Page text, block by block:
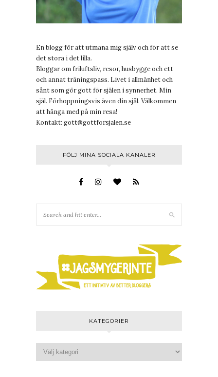
En blogg för att utmana mig själv och för att se
det stora i det lilla.
Bloggar om friluftsliv, resor, husbygge och ett
och annat träningspass. Livet i allmänhet och
sånt som gör gott för själen i synnerhet. Min
själ. Förhoppningsvis även din själ. Välkommen
att hänga med på min resa!
Kontakt: gott@gottforsjalen.se
FÖLJ MINA SOCIALA KANALER
KATEGORIER